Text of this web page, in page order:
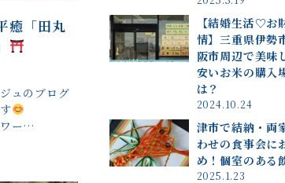
癒「田丸
ュのブログ
ー…
【結婚生活♡お
情】三重県伊勢
阪市周辺で美味
安いお米の購入
は？
2024.10.24
津市で結納・両
わせの食事会に
め！個室のある
2025.1.23